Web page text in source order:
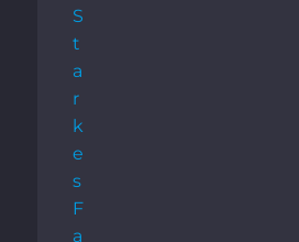
S
t
a
r
k
e
s
F
a